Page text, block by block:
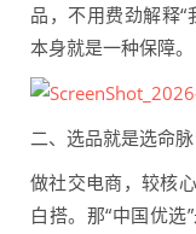
品，不用费劲解释“
本身就是一种保障。
二、选品就是选命
做社交电商，较核
白搭。那“中国优选